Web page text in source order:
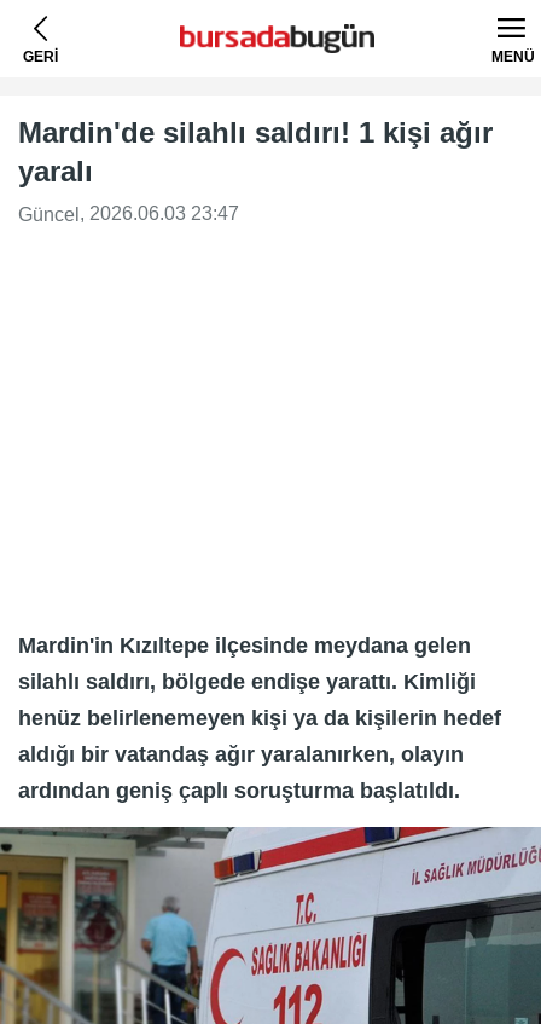
GERİ MENÜ
Mardin'de silahlı saldırı! 1 kişi ağır
yaralı
Güncel , 2026.06.03 23:47
Mardin'in Kızıltepe ilçesinde meydana gelen
silahlı saldırı, bölgede endişe yarattı. Kimliği
henüz belirlenemeyen kişi ya da kişilerin hedef
aldığı bir vatandaş ağır yaralanırken, olayın
ardından geniş çaplı soruşturma başlatıldı.